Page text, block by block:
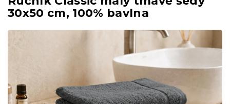
30x50 cm, 100% bavlna